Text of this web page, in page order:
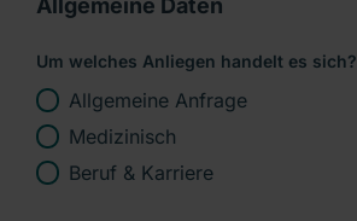
Um welches Anliegen handelt es sich?
Allgemeine Anfrage
Medizinisch
Beruf & Karriere